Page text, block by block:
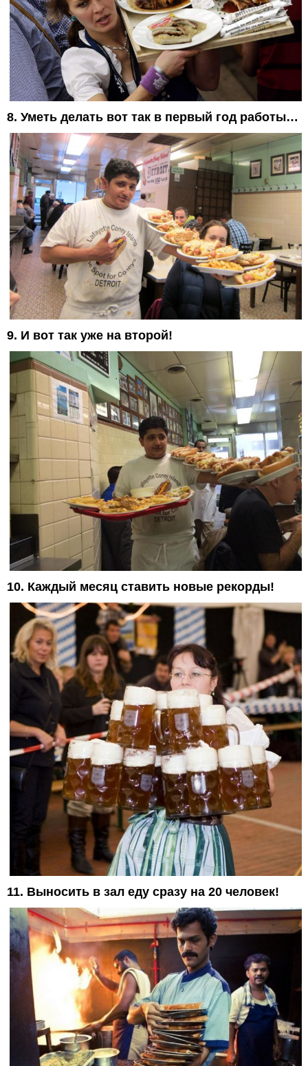
8. Уметь делать вот так в первый год работы…
9. И вот так уже на второй!
10. Каждый месяц ставить новые рекорды!
11. Выносить в зал еду сразу на 20 человек!